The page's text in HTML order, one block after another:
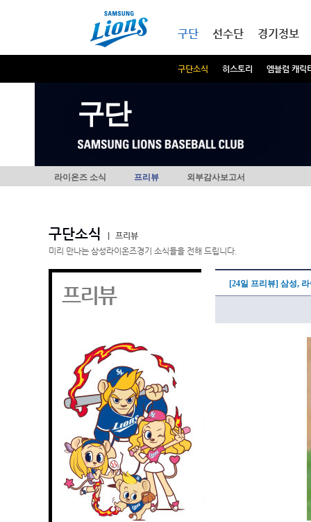
구단
구단소식 히스토리 엠블럼 캐릭
선수단 경기정보
구단
라이온즈 소식 프리뷰 외부감사보고서
구단소식
프리뷰
미리 만나는 삼성라이온즈경기 소식들을 전해 드립니다.
프리뷰 [24일 프리뷰] 삼성,